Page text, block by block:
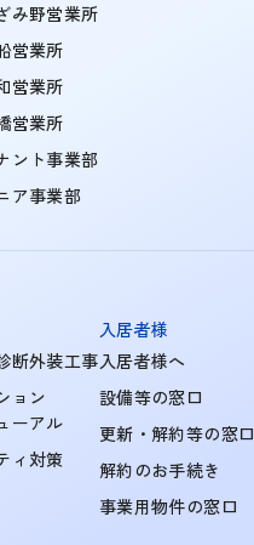
み野営業所
営業所
営業所
営業所
ント事業部
ア事業部
断外装工事
ョン
ーアル
ィ対策
入居者様
入居者様へ
設備等の窓口
更新・解約等の窓口
解約のお手続き
事業用物件の窓口